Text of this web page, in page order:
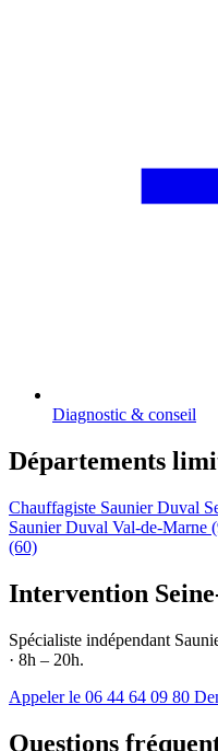
Diagnostic & conseil
Départements
Chauffagiste Saunier Duval
Saunier Duval Val-de-Marne
(60)
Intervention
Spécialiste indépendant
· 8h – 20h.
Appeler le 06 44 64 09 80
Questions